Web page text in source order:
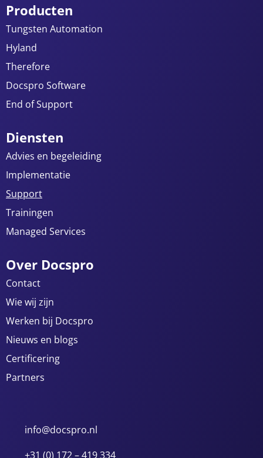
Producten
Tungsten Automation
Hyland
Therefore
Docspro Software
End of Support
Diensten
Advies en begeleiding
Implementatie
Support
Trainingen
Managed Services
Over Docspro
Contact
Wie wij zijn
Werken bij Docspro
Nieuws en blogs
Certificering
Partners
info@docspro.nl
+31 (0) 172 – 419 334